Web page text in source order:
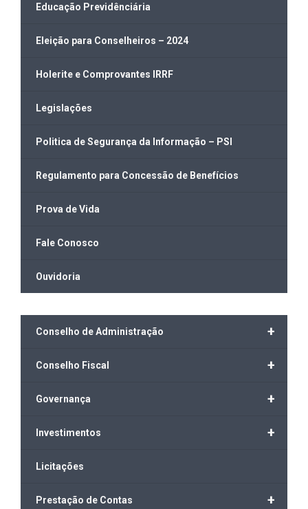
Educação Previdênciária
Eleição para Conselheiros – 2024
Holerite e Comprovantes IRRF
Legislações
Politica de Segurança da Informação – PSI
Regulamento para Concessão de Benefícios
Prova de Vida
Fale Conosco
Ouvidoria
+
Conselho de Administração
+
Conselho Fiscal
+
Governança
+
Investimentos
Licitações
+
Prestação de Contas